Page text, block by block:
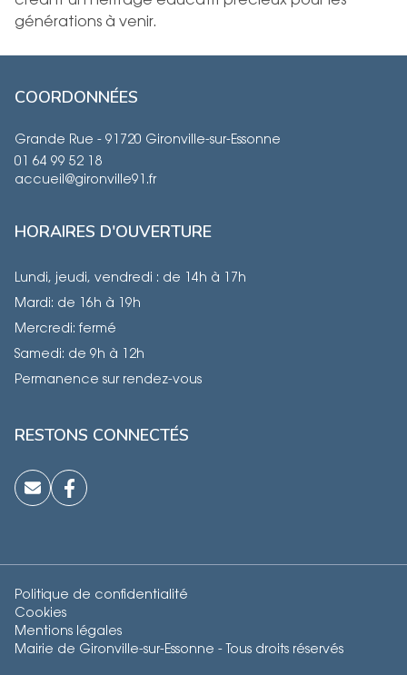
générations à venir.
COORDONNÉES
Grande Rue - 91720 Gironville-sur-Essonne
01 64 99 52 18
accueil@gironville91.fr
HORAIRES D'OUVERTURE
Lundi, jeudi, vendredi : de 14h à 17h
Mardi: de 16h à 19h
Mercredi: fermé
Samedi: de 9h à 12h
Permanence sur rendez-vous
RESTONS CONNECTÉS
Mairie de Gironville-sur-Essonne - Tous droits réservés
Politique de confidentialité
Cookies
Mentions légales